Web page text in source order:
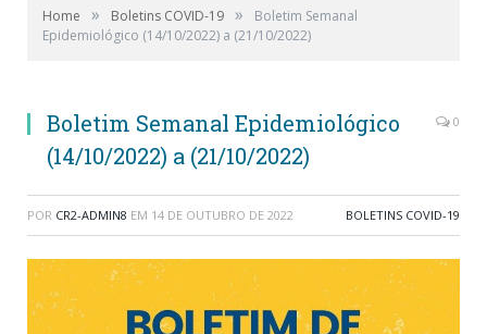
Home » Boletins COVID-19 »
Boletim Semanal
Epidemiológico (14/10/2022) a (21/10/2022)
Boletim Semanal Epidemiológico
(14/10/2022) a (21/10/2022)
0
POR CR2-ADMIN8 EM 14 DE OUTUBRO DE 2022 BOLETINS COVID-19